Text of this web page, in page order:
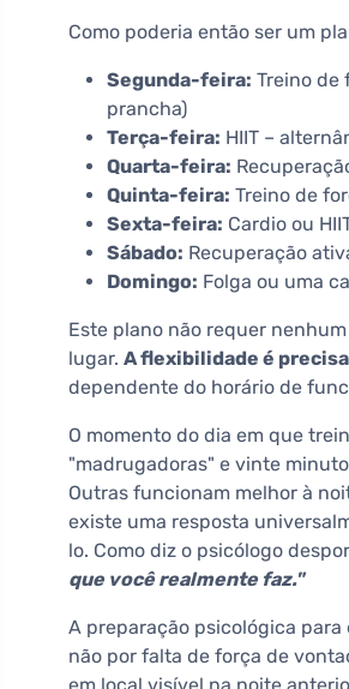
Como poderia então ser um
Segunda-feira: Treino de
prancha)
Terça-feira: HIIT –
Quarta-feira:
Quinta-feira: Treino de
Sexta-feira: Cardio ou
Sábado: Recuperação
Domingo: Folga ou uma
Este plano não requer
lugar. A flexibilidade é
dependente do horário de
O momento do dia em que
"madrugadoras" e vinte
Outras funcionam melhor à
existe uma resposta
lo. Como diz o psicólogo
que você realmente faz."
A preparação psicológica
não por falta de força de